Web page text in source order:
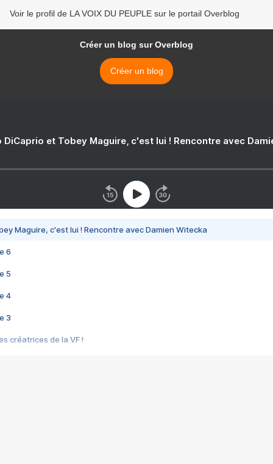
Voir le profil de LA VOIX DU PEUPLE sur le portail Overblog
Créer un blog sur Overblog
Créer un blog
DiCaprio et Tobey Maguire, c'est lui ! Rencontre avec
Maguire, c'est lui ! Rencontre avec Damien Witecka
6
5
4
3
créatrices de la VF !